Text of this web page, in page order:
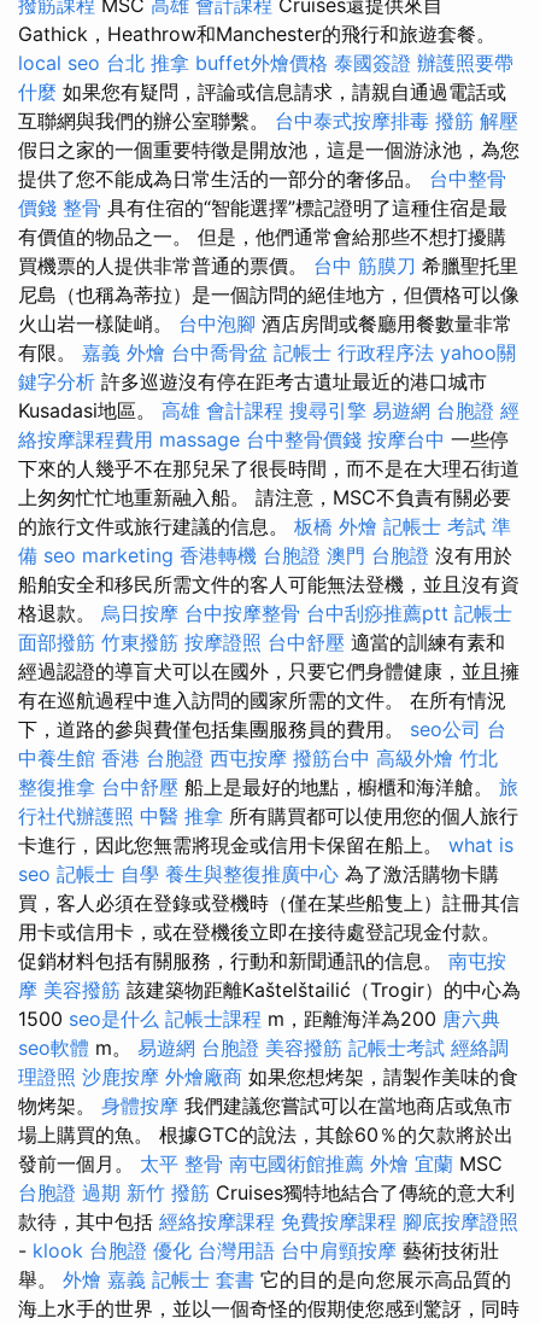
撥筋課程 MSC 高雄 會計課程 Cruises還提供來自
Gathick，Heathrow和Manchester的飛行和旅遊套餐。
local seo 台北 推拿 buffet外燴價格 泰國簽證 辦護照要帶
什麼 如果您有疑問，評論或信息請求，請親自通過電話或
互聯網與我們的辦公室聯繫。 台中泰式按摩排毒 撥筋 解壓
假日之家的一個重要特徵是開放池，這是一個游泳池，為您
提供了您不能成為日常生活的一部分的奢侈品。 台中整骨
價錢 整骨 具有住宿的“智能選擇”標記證明了這種住宿是最
有價值的物品之一。 但是，他們通常會給那些不想打擾購
買機票的人提供非常普通的票價。 台中 筋膜刀 希臘聖托里
尼島（也稱為蒂拉）是一個訪問的絕佳地方，但價格可以像
火山岩一樣陡峭。 台中泡腳 酒店房間或餐廳用餐數量非常
有限。 嘉義 外燴 台中喬骨盆 記帳士 行政程序法 yahoo關
鍵字分析 許多巡遊沒有停在距考古遺址最近的港口城市
Kusadasi地區。 高雄 會計課程 搜尋引擎 易遊網 台胞證 經
絡按摩課程費用 massage 台中整骨價錢 按摩台中 一些停
下來的人幾乎不在那兒呆了很長時間，而不是在大理石街道
上匆匆忙忙地重新融入船。 請注意，MSC不負責有關必要
的旅行文件或旅行建議的信息。 板橋 外燴 記帳士 考試 準
備 seo marketing 香港轉機 台胞證 澳門 台胞證 沒有用於
船舶安全和移民所需文件的客人可能無法登機，並且沒有資
格退款。 烏日按摩 台中按摩整骨 台中刮痧推薦ptt 記帳士
面部撥筋 竹東撥筋 按摩證照 台中舒壓 適當的訓練有素和
經過認證的導盲犬可以在國外，只要它們身體健康，並且擁
有在巡航過程中進入訪問的國家所需的文件。 在所有情況
下，道路的參與費僅包括集團服務員的費用。 seo公司 台
中養生館 香港 台胞證 西屯按摩 撥筋台中 高級外燴 竹北
整復推拿 台中舒壓 船上是最好的地點，櫥櫃和海洋艙。 旅
行社代辦護照 中醫 推拿 所有購買都可以使用您的個人旅行
卡進行，因此您無需將現金或信用卡保留在船上。 what is
seo 記帳士 自學 養生與整復推廣中心 為了激活購物卡購
買，客人必須在登錄或登機時（僅在某些船隻上）註冊其信
用卡或信用卡，或在登機後立即在接待處登記現金付款。
促銷材料包括有關服務，行動和新聞通訊的信息。 南屯按
摩 美容撥筋 該建築物距離Kaštelštailić（Trogir）的中心為
1500 seo是什么 記帳士課程 m，距離海洋為200 唐六典
seo軟體 m。 易遊網 台胞證 美容撥筋 記帳士考試 經絡調
理證照 沙鹿按摩 外燴廠商 如果您想烤架，請製作美味的食
物烤架。 身體按摩 我們建議您嘗試可以在當地商店或魚市
場上購買的魚。 根據GTC的說法，其餘60％​​的欠款將於出
發前一個月。 太平 整骨 南屯國術館推薦 外燴 宜蘭 MSC
台胞證 過期 新竹 撥筋 Cruises獨特地結合了傳統的意大利
款待，其中包括 經絡按摩課程 免費按摩課程 腳底按摩證照
- klook 台胞證 優化 台灣用語 台中肩頸按摩 藝術技術壯
舉。 外燴 嘉義 記帳士 套書 它的目的是向您展示高品質的
海上水手的世界，並以一個奇怪的假期使您感到驚訝，同時